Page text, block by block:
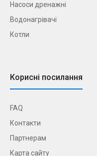
Насоси дренажні
Водонагрівачі
Котли
Корисні посилання
FAQ
Контакти
Партнерам
Карта сайту